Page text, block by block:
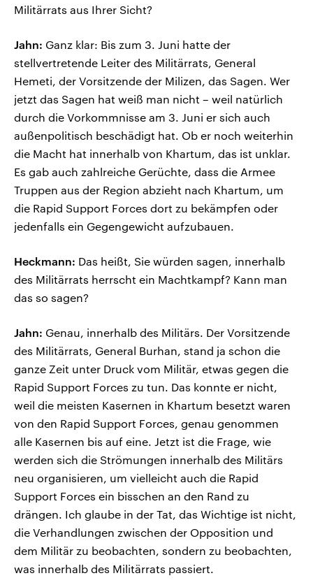
Militärrats aus Ihrer Sicht?
Jahn: Ganz klar: Bis zum 3. Juni hatte der
stellvertretende Leiter des Militärrats, General
Hemeti, der Vorsitzende der Milizen, das Sagen. Wer
jetzt das Sagen hat weiß man nicht – weil natürlich
durch die Vorkommnisse am 3. Juni er sich auch
außenpolitisch beschädigt hat. Ob er noch weiterhin
die Macht hat innerhalb von Khartum, das ist unklar.
Es gab auch zahlreiche Gerüchte, dass die Armee
Truppen aus der Region abzieht nach Khartum, um
die Rapid Support Forces dort zu bekämpfen oder
jedenfalls ein Gegengewicht aufzubauen.
Heckmann: Das heißt, Sie würden sagen, innerhalb
des Militärrats herrscht ein Machtkampf? Kann man
das so sagen?
Jahn: Genau, innerhalb des Militärs. Der Vorsitzende
des Militärrats, General Burhan, stand ja schon die
ganze Zeit unter Druck vom Militär, etwas gegen die
Rapid Support Forces zu tun. Das konnte er nicht,
weil die meisten Kasernen in Khartum besetzt waren
von den Rapid Support Forces, genau genommen
alle Kasernen bis auf eine. Jetzt ist die Frage, wie
werden sich die Strömungen innerhalb des Militärs
neu organisieren, um vielleicht auch die Rapid
Support Forces ein bisschen an den Rand zu
drängen. Ich glaube in der Tat, das Wichtige ist nicht,
die Verhandlungen zwischen der Opposition und
dem Militär zu beobachten, sondern zu beobachten,
was innerhalb des Militärrats passiert.